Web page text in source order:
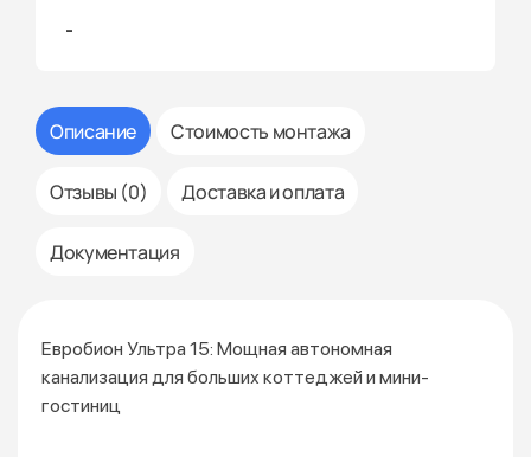
-
Описание Стоимость монтажа
Отзывы (0) Доставка и оплата
Документация
Евробион Ультра 15: Мощная автономная
канализация для больших коттеджей и мини-
гостиниц